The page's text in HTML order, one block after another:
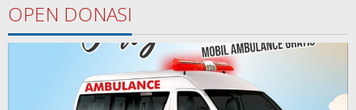
OPEN DONASI